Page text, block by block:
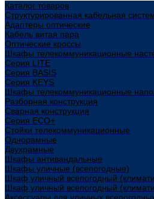
Каталог товаров
Структурированная кабельная
Адаптеры оптические
Кабель витая пара
Оптические кроссы
Шкафы телекоммуникационные
Cерия LITE
Cерия BASIS
Cерия KEYS
Шкафы телекоммуникационные
Разборная конструкция
Сварная конструкция
Серия ECO+
Стойки телекоммуникационные
Однорамные
Двухрамные
Шкафы антивандальные
Шкафы уличные (всепогодные)
Шкаф уличный всепогодный
Шкаф уличный всепогодный